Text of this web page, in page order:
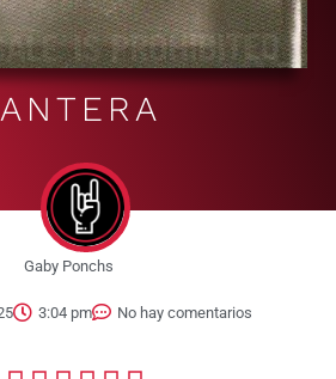
Gaby Ponchs
3:04 pm No hay comentarios